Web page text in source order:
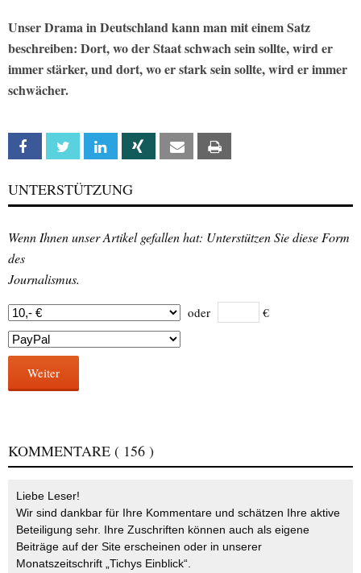
Unser Drama in Deutschland kann man mit einem Satz
beschreiben: Dort, wo der Staat schwach sein sollte, wird er
immer stärker, und dort, wo er stark sein sollte, wird er immer
schwächer.
Facebook Twitter Linkedin Xing Email
UNTERSTÜTZUNG
Wenn Ihnen unser Artikel gefallen hat: Unterstützen Sie diese Form
des
Journalismus.
oder €
Weiter
KOMMENTARE ( 156 )
Liebe Leser!
Wir sind dankbar für Ihre Kommentare und schätzen Ihre aktive
Beteiligung sehr. Ihre Zuschriften können auch als eigene
Beiträge auf der Site erscheinen oder in unserer
Monatszeitschrift „Tichys Einblick“.